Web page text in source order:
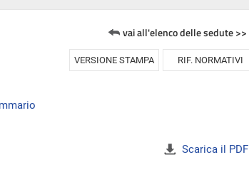
vai all'elenco delle sedute >>
VERSIONE STAMPA RIF. NORMATIVI
Scarica il PDF